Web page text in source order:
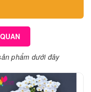
phẩm dưới đây